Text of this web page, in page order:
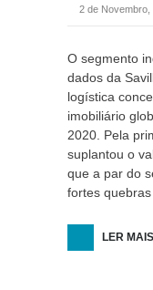
2 de Novembro,
O segmento
dados da
logística
imobiliário
2020. Pela
suplantou o
que a par do
fortes
LER MAIS